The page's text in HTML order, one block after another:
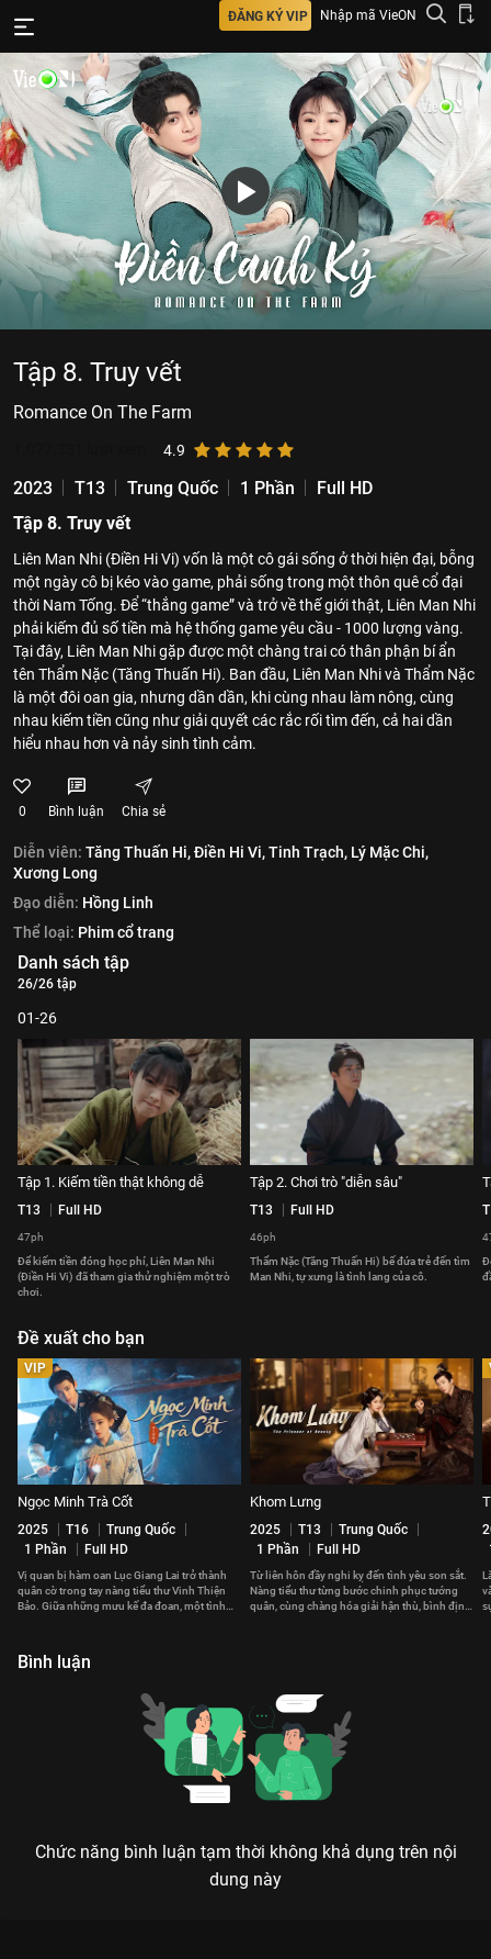
ĐĂNG KÝ VIP Nhập mã VieON
Tập 8. Truy vết
Romance On The Farm
4.9
2023 T13 Trung Quốc 1 Phần
Full HD
Tập 8. Truy vết
Liên Man Nhi (Điền Hi Vi) vốn là một cô gái sống ở thời hiện đại, bỗng
một ngày cô bị kéo vào game, phải sống trong một thôn quê cổ đại
thời Nam Tống. Để “thắng game” và trở về thế giới thật, Liên Man Nhi
phải kiếm đủ số tiền mà hệ thống game yêu cầu - 1000 lượng vàng.
Tại đây, Liên Man Nhi gặp được một chàng trai có thân phận bí ẩn
tên Thẩm Nặc (Tăng Thuấn Hi). Ban đầu, Liên Man Nhi và Thẩm Nặc
là một đôi oan gia, nhưng dần dần, khi cùng nhau làm nông, cùng
nhau kiếm tiền cũng như giải quyết các rắc rối tìm đến, cả hai dần
hiểu nhau hơn và nảy sinh tình cảm.
0 Bình luận Chia sẻ
Diễn viên: Tăng Thuấn Hi,Điền Hi Vi,Tinh Trạch, Lý Mặc Chi,
Xương Long
Đạo diễn: Hồng Linh
Thể loại: Phim cổ trang
Danh sách tập
26/26 tập
01-26
Tập 1. Kiếm tiền thật không dễ
T13 Full HD
47ph
Để kiếm tiền đóng học phí, Liên Man Nhi
(Điền Hi Vi) đã tham gia thử nghiệm một trò
chơi.
Tập 2. Chơi trò "diễn sâu"
T13 Full HD
46ph
Thẩm Nặc (Tăng Thuấn Hi) bế đứa trẻ đến tìm
Man Nhi, tự xưng là tình lang của cô.
Đề xuất cho bạn
VIP
Ngọc Minh Trà Cốt
2025 T16
Trung Quốc
1 Phần
Full HD
Vị quan bị hàm oan Lục Giang Lai trở thành
quân cờ trong tay nàng tiểu thư Vinh Thiện
Bảo. Giữa những mưu kế đa đoan, một tình
Khom Lưng
2025 T13
Trung Quốc
1 Phần
Full HD
Từ liên hôn đầy nghi kỵ đến tình yêu son sắt.
Nàng tiểu thư từng bước chinh phục tướng
quân, cùng chàng hóa giải hận thù, bình định
Bình luận
Chức năng bình luận tạm thời không khả dụng trên nội
dung này